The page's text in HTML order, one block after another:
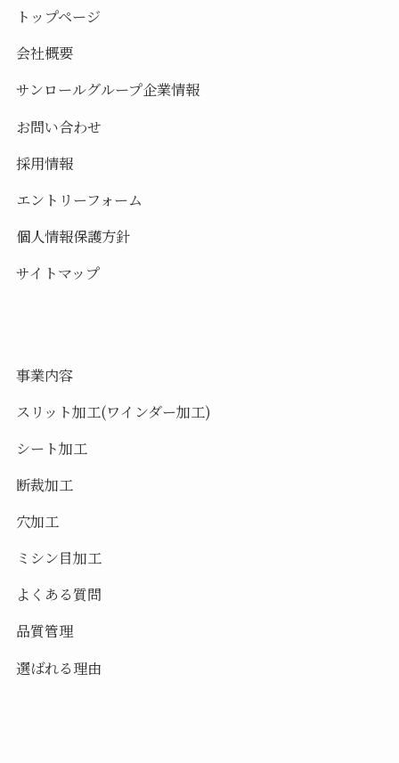
トップページ
会社概要
サンロールグループ企業情報
お問い合わせ
採用情報
エントリーフォーム
個人情報保護方針
サイトマップ
事業内容
スリット加工(ワインダー加工)
シート加工
断裁加工
穴加工
ミシン目加工
よくある質問
品質管理
選ばれる理由